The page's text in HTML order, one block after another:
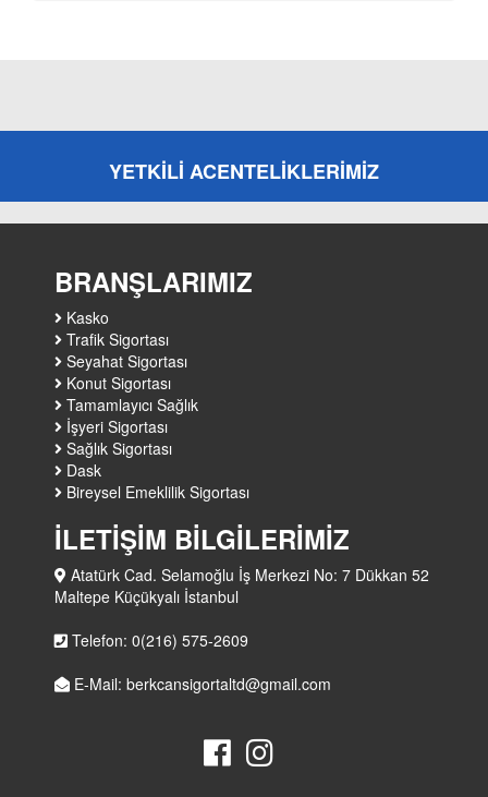
YETKİLİ ACENTELİKLERİMİZ
BRANŞLARIMIZ
Kasko
Trafik Sigortası
Seyahat Sigortası
Konut Sigortası
Tamamlayıcı Sağlık
İşyeri Sigortası
Sağlık Sigortası
Dask
Bireysel Emeklilik Sigortası
İLETİŞİM BİLGİLERİMİZ
Atatürk Cad. Selamoğlu İş Merkezi No: 7 Dükkan 52
Maltepe Küçükyalı İstanbul
Telefon: 0(216) 575-2609
E-Mail: berkcansigortaltd@gmail.com